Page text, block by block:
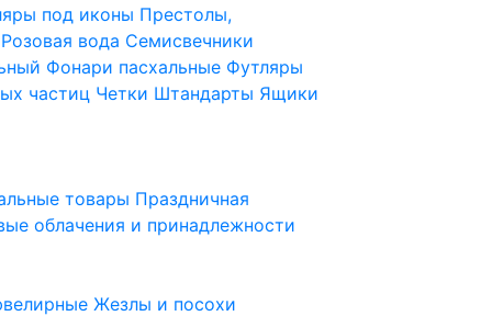
под иконы Престолы,
Розовая вода Семисвечники
Фонари пасхальные Футляры
частиц Четки Штандарты Ящики
товары Праздничная
облачения и принадлежности
Жезлы и посохи